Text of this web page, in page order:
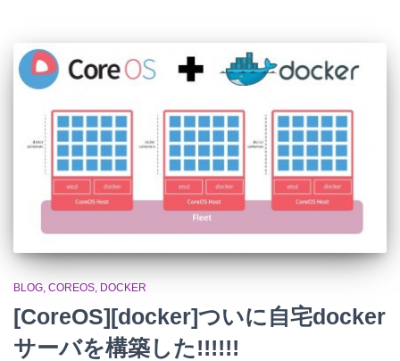
BLOG COREOS DOCKER
[CoreOS][docker]ついに自宅docker
サーバを構築した!!!!!!